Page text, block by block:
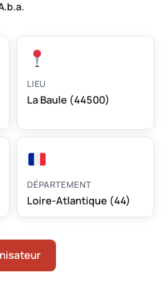
LIEU
La Baule (44500)
DÉPARTEMENT
Loire-Atlantique (44)